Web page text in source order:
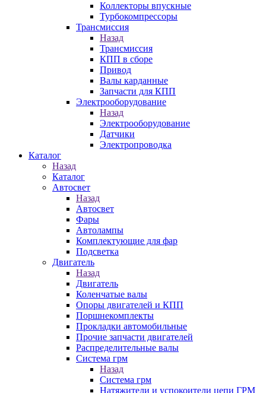
Коллекторы впускные
Турбокомпрессоры
Трансмиссия
Назад
Трансмиссия
КПП в сборе
Привод
Валы карданные
Запчасти для КПП
Электрооборудование
Назад
Электрооборудование
Датчики
Электропроводка
Каталог
Назад
Каталог
Автосвет
Назад
Автосвет
Фары
Автолампы
Комплектующие для фар
Подсветка
Двигатель
Назад
Двигатель
Коленчатые валы
Опоры двигателей и КПП
Поршнекомплекты
Прокладки автомобильные
Прочие запчасти двигателей
Распределительные валы
Система грм
Назад
Система грм
Натяжители и успокоители цепи ГРМ